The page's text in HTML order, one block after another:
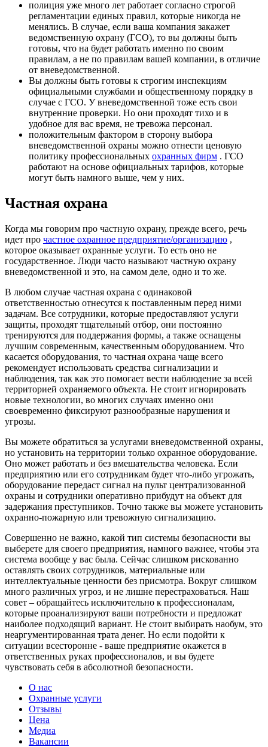
полиция уже много лет работает согласно строгой
регламентации единых правил, которые никогда не
менялись. В случае, если ваша компания закажет
ведомственную охрану (ГСО), то вы должны быть
готовы, что на будет работать именно по своим
правилам, а не по правилам вашей компании, в отличие
от вневедомственной.
Вы должны быть готовы к строгим инспекциям
официальными службами и общественному порядку в
случае с ГСО. У вневедомственной тоже есть свои
внутренние проверки. Но они проходят тихо и в
удобное для вас время, не тревожа персонал.
положительным фактором в сторону выбора
вневедомственной охраны можно отнести ценовую
политику профессиональных охранных фирм . ГСО
работают на основе официальных тарифов, которые
могут быть намного выше, чем у них.
Частная охрана
Когда мы говорим про частную охрану, прежде всего, речь
идет про частное охранное предприятие/организацию ,
которое оказывает охранные услуги. То есть оно не
государственное. Люди часто называют частную охрану
вневедомственной и это, на самом деле, одно и то же.
В любом случае частная охрана с одинаковой
ответственностью отнесутся к поставленным перед ними
задачам. Все сотрудники, которые предоставляют услуги
защиты, проходят тщательный отбор, они постоянно
тренируются для поддержания формы, а также оснащены
лучшим современным, качественным оборудованием. Что
касается оборудования, то частная охрана чаще всего
рекомендует использовать средства сигнализации и
наблюдения, так как это помогает вести наблюдение за всей
территорией охраняемого объекта. Не стоит игнорировать
новые технологии, во многих случаях именно они
своевременно фиксируют разнообразные нарушения и
угрозы.
Вы можете обратиться за услугами вневедомственной охраны,
но установить на территории только охранное оборудование.
Оно может работать и без вмешательства человека. Если
предприятию или его сотрудникам будет что-либо угрожать,
оборудование передаст сигнал на пульт централизованной
охраны и сотрудники оперативно прибудут на объект для
задержания преступников. Точно также вы можете установить
охранно-пожарную или тревожную сигнализацию.
Совершенно не важно, какой тип системы безопасности вы
выберете для своего предприятия, намного важнее, чтобы эта
система вообще у вас была. Сейчас слишком рискованно
оставлять своих сотрудников, материальные или
интеллектуальные ценности без присмотра. Вокруг слишком
много различных угроз, и не лишне перестраховаться. Наш
совет – обращайтесь исключительно к профессионалам,
которые проанализируют ваши потребности и предложат
наиболее подходящий вариант. Не стоит выбирать наобум, это
неаргументированная трата денег. Но если подойти к
ситуации всесторонне - ваше предприятие окажется в
ответственных руках профессионалов, и вы будете
чувствовать себя в абсолютной безопасности.
О нас
Охранные услуги
Отзывы
Цена
Медиа
Вакансии